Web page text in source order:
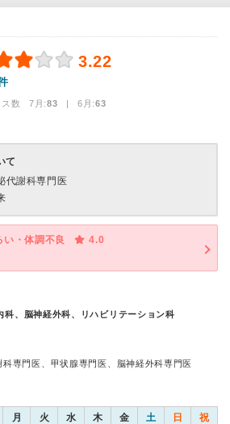
3.22
ス数 7月:83 | 6月:63
て
代謝科専門医
い・体調不良
4.0
科、脳神経外科、リハビリテーション科
専門医、甲状腺専門医、脳神経外科専門医
月 火 水 木 金 土 日 祝